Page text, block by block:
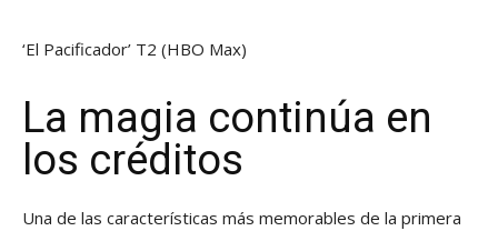
‘El Pacificador’ T2 (HBO Max)
La magia continúa en
los créditos
Una de las características más memorables de la primera